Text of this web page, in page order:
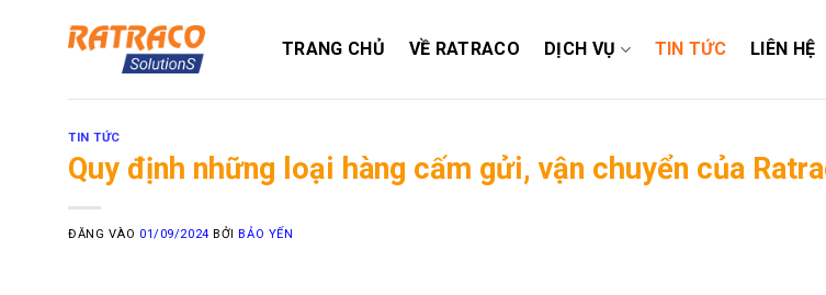
TRANG CHỦ VỀ RATRACO DỊCH VỤ TIN TỨC LIÊN HỆ
TIN TỨC
Quy định những loại hàng cấm gửi, vận chuyển của
ĐĂNG VÀO 01/09/2024 BỞIBẢO YẾN